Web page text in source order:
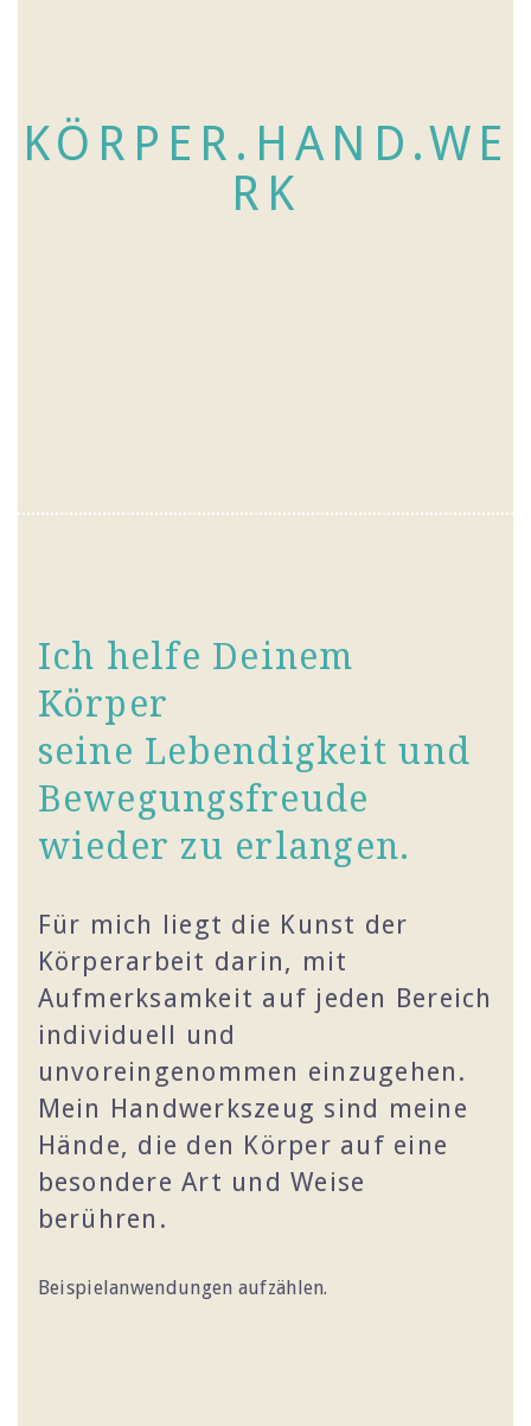
KÖRPER.HAND.WE
RK
Ich helfe Deinem
Körper
seine Lebendigkeit und
Bewegungsfreude
wieder zu erlangen.
Für mich liegt die Kunst der
Körperarbeit darin, mit
Aufmerksamkeit auf jeden Bereich
individuell und
unvoreingenommen einzugehen.
Mein Handwerkszeug sind meine
Hände, die den Körper auf eine
besondere Art und Weise
berühren.
Beispielanwendungen aufzählen.